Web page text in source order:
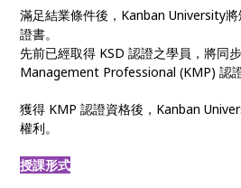
滿足結業條件後，Kanban University
證書。
先前已經取得 KSD 認證之學員，將同
Management Professional (KMP)
獲得 KMP 認證資格後，Kanban
權利。
授課形式